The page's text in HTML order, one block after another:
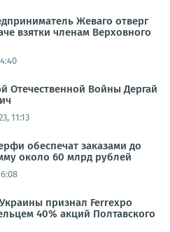
Жеваго отверг
взятки членам Верховного
Отечественной Войны Дергай
11:13
обеспечат заказами до
около 60 млрд рублей
признал Ferrexpo
40% акций Полтавского